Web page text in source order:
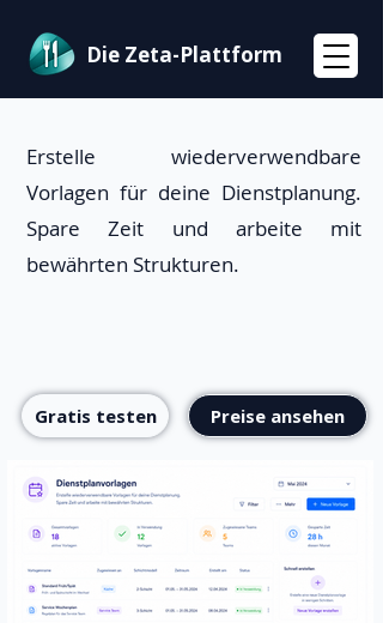
Die Zeta-Plattform
Erstelle wiederverwendbare
Vorlagen für deine Dienstplanung.
Spare Zeit und arbeite mit
bewährten Strukturen.
Gratis testen Preise ansehen